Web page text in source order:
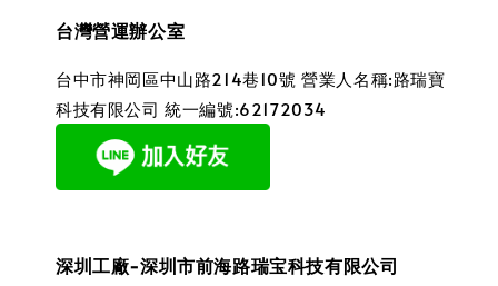
台灣營運辦公室
台中市神岡區中山路214巷10號 營業人名稱:路瑞寶
科技有限公司 統一編號:62172034
深圳工廠-深圳市前海路瑞宝科技有限公司